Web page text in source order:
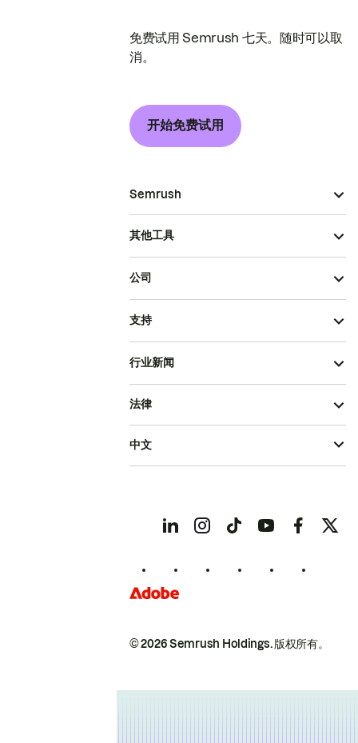
免费试用 Semrush 七天。随时可以取
消。
开始免费试用
Semrush
其他工具
公司
支持
行业新闻
© 2026 Semrush Holdings.版权所有。
法律
中文